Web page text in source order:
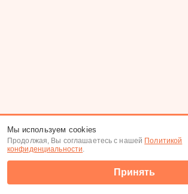
Мы используем cookies
Продолжая, Вы соглашаетесь с нашей Политикой
конфиденциальности.
Принять